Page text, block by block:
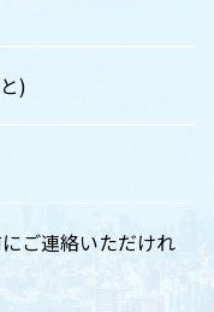
)
ご連絡いただけれ